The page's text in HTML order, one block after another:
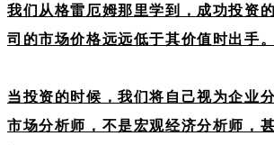
我们从格雷厄姆那里学到，成功投资
司的市场价格远远低于其价值时出手。
当投资的时候，我们将自己视为企
市场分析师，不是宏观经济分析师，